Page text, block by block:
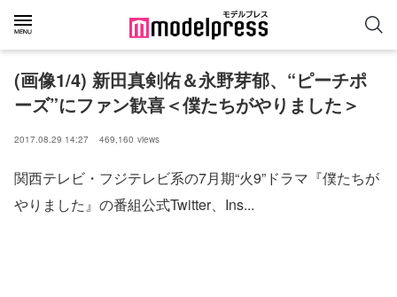
(画像1/4) 新田真剣佑＆永野芽郁、“ピーチポ
ーズ”にファン歓喜＜僕たちがやりました＞
2017.08.29 14:27 469,160 views
関西テレビ・フジテレビ系の7月期“火9”ドラマ『僕たちが
やりました』の番組公式Twitter、Ins...